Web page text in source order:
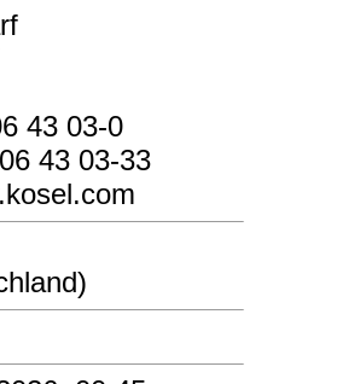
43 03-0
43 03-33